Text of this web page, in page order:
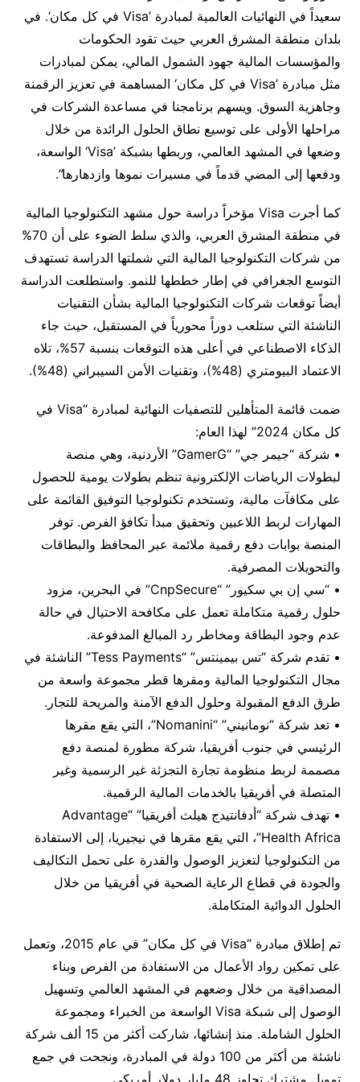
سعيداً في النهائيات العالمية لمبادرة ’Visa في كل مكان‘. في
بلدان منطقة المشرق العربي حيث تقود الحكومات
والمؤسسات المالية جهود الشمول المالي، يمكن لمبادرات
مثل مبادرة ’Visa في كل مكان‘ المساهمة في تعزيز الرقمنة
وجاهزية السوق. ويسهم برنامجنا في مساعدة الشركات في
مراحلها الأولى على توسيع نطاق الحلول الرائدة من خلال
وضعها في المشهد العالمي، وربطها بشبكة ’Visa‘ الواسعة،
ودفعها إلى المضي قدماً في مسيرات نموها وازدهارها”.
كما أجرت Visa مؤخراً دراسة حول مشهد التكنولوجيا المالية
في منطقة المشرق العربي، والذي سلط الضوء على أن 70%
من شركات التكنولوجيا المالية التي شملتها الدراسة تستهدف
التوسع الجغرافي في إطار خططها للنمو. واستطلعت الدراسة
أيضاً توقعات شركات التكنولوجيا المالية بشأن التقنيات
الناشئة التي ستلعب دوراً محورياً في المستقبل، حيث جاء
الذكاء الاصطناعي في أعلى هذه التوقعات بنسبة 57%، تلاه
الاعتماد البيومتري (48%)، وتقنيات الأمن السيبراني (48%).
ضمت قائمة المتأهلين للتصفيات النهائية لمبادرة “Visa في
كل مكان 2024” لهذا العام:
• شركة “جيمر جي” “GamerG” الأردنية، وهي منصة
لبطولات الرياضات الإلكترونية تنظم بطولات يومية للحصول
على مكافآت مالية، وتستخدم تكنولوجيا التوفيق القائمة على
المهارات لربط اللاعبين وتحقيق مبدأ تكافؤ الفرص. توفر
المنصة بوابات دفع رقمية ملائمة عبر المحافظ والبطاقات
والتحويلات المصرفية.
• “سي إن بي سكيور” “CnpSecure” في البحرين، مزود
حلول رقمية متكاملة تعمل على مكافحة الاحتيال في حالة
عدم وجود البطاقة ومخاطر رد المبالغ المدفوعة.
• تقدم شركة “تس بيمينتس” “Tess Payments” الناشئة في
مجال التكنولوجيا المالية ومقرها قطر مجموعة واسعة من
طرق الدفع المقبولة وحلول الدفع الآمنة والمريحة للتجار.
• تعد شركة “نومانيني” “Nomanini”، التي يقع مقرها
الرئيسي في جنوب أفريقيا، شركة مطورة لمنصة دفع
مصممة لربط منظومة تجارة التجزئة غير الرسمية وغير
المتصلة في أفريقيا بالخدمات المالية الرقمية.
• تهدف شركة “أدفانتيدج هيلث أفريقيا” “Advantage
Health Africa”، التي يقع مقرها في نيجيريا، إلى الاستفادة
من التكنولوجيا لتعزيز الوصول والقدرة على تحمل التكاليف
والجودة في قطاع الرعاية الصحية في أفريقيا من خلال
الحلول الدوائية المتكاملة.
تم إطلاق مبادرة “Visa في كل مكان” في عام 2015، وتعمل
على تمكين رواد الأعمال من الاستفادة من الفرص وبناء
المصداقية من خلال وضعهم في المشهد العالمي وتسهيل
الوصول إلى شبكة Visa الواسعة من الخبراء ومجموعة
الحلول الشاملة. منذ إنشائها، شاركت أكثر من 15 ألف شركة
ناشئة من أكثر من 100 دولة في المبادرة، ونجحت في جمع